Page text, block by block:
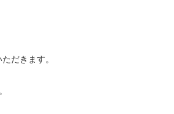
だきます。